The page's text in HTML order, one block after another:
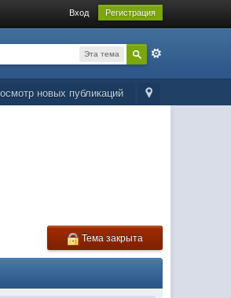
Вход Регистрация
Эта тема
новых публикаций
Тема закрыта